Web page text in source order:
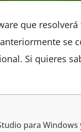
que
se
Si quieres
para Windows